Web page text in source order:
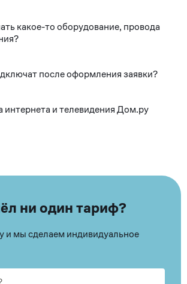
какое-то оборудование, провода
после оформления заявки?
и телевидения Дом.ру
ни один тариф?
и мы сделаем индивидуальное